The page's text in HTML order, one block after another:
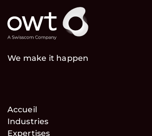
We make it happen
Accueil
Industries
Expertises